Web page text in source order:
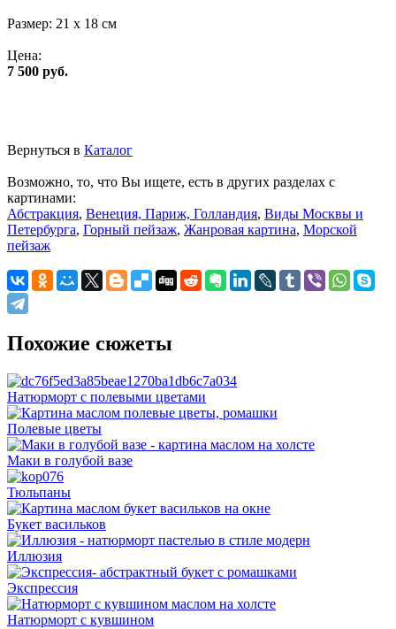
Размер: 21 x 18 см
Цена:
7 500 руб.
Вернуться в Каталог
Возможно, то, что Вы ищете, есть в других разделах с
картинами:
Абстракция, Венеция, Париж, Голландия, Виды Москвы и
Петербурга, Горный пейзаж, Жанровая картина, Морской
пейзаж
Похожие сюжеты
Натюрморт с полевыми цветами
Полевые цветы
Маки в голубой вазе
Тюльпаны
Букет васильков
Иллюзия
Экспрессия
Натюрморт с кувшином